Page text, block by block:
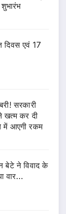
शुभारंभ
दिवस एवं 17
सरकारी
खत्म कर दी
में आएगी रकम
बेटे ने विवाद के
वार…